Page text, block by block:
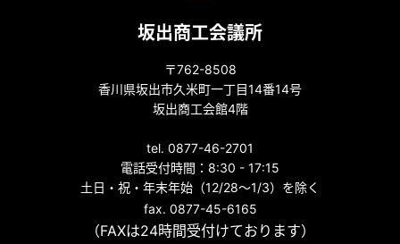
坂出商工会議所
〒762-8508
香川県坂出市久米町一丁目14番14号
坂出商工会館4階
tel. 0877-46-2701
電話受付時間：8:30 - 17:15
土日・祝・年末年始（12/28～1/3）を除く
fax. 0877-45-6165
（FAXは24時間受付けております）